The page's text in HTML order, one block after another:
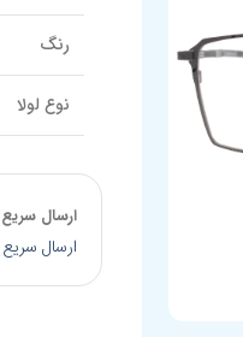
رنگ
نوع لولا
سایز دسته
کالیبر
ارسال
ارسال